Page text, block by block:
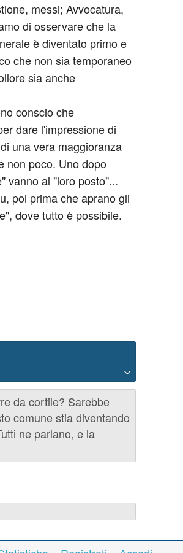
messi; Avvocatura,
di osservare che la
è diventato primo e
che non sia temporaneo
sia anche
conscio che
dare l'impressione di
una vera maggioranza
non poco. Uno dopo
vanno al "loro posto"...
poi prima che aprano gli
dove tutto è possibile.
da cortile? Sarebbe
comune stia diventando
ne parlano, e la